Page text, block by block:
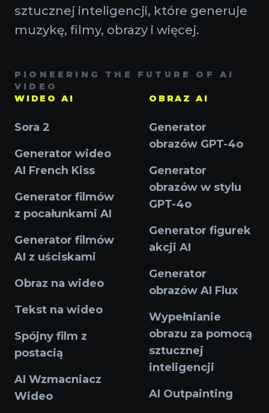
sztucznej inteligencji, które generuje
muzykę, filmy, obrazy i więcej.
PIONEERING THE FUTURE OF AI
VIDEO
WIDEO AI
Sora 2
Generator wideo
AI French Kiss
Generator filmów
z pocałunkami AI
Generator filmów
AI z uściskami
Obraz na wideo
Tekst na wideo
Spójny film z
postacią
AI Wzmacniacz
Wideo
OBRAZ AI
Generator
obrazów GPT-4o
Generator
obrazów w stylu
GPT-4o
Generator figurek
akcji AI
Generator
obrazów AI Flux
Wypełnianie
obrazu za pomocą
sztucznej
inteligencji
AI Outpainting